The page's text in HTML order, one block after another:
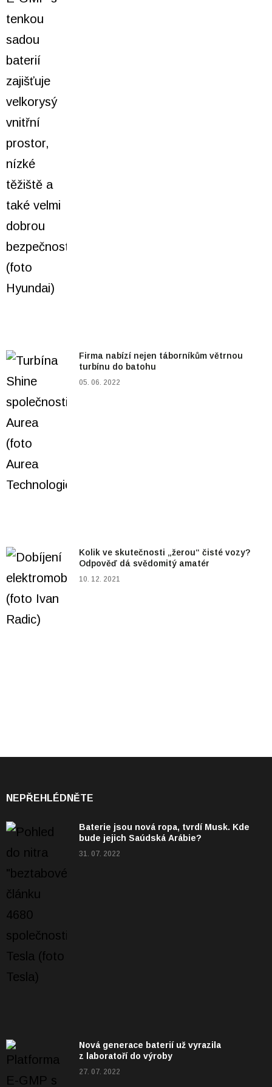
Firma nabízí nejen táborníkům větrnou
turbínu do batohu
05. 06. 2022
Kolik ve skutečnosti „žerou“ čisté vozy?
Odpověď dá svědomitý amatér
10. 12. 2021
NEPŘEHLÉDNĚTE
Baterie jsou nová ropa, tvrdí Musk. Kde
bude jejich Saúdská Arábie?
31. 07. 2022
Nová generace baterií už vyrazila
z laboratoří do výroby
27. 07. 2022